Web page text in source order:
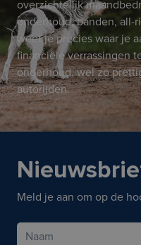
overzichtelijk
onderhoud, banden, all-
weet je precies waar je
financiële verrassingen
onderhoud, wel zo
autorijden.
Meld je aan om op de